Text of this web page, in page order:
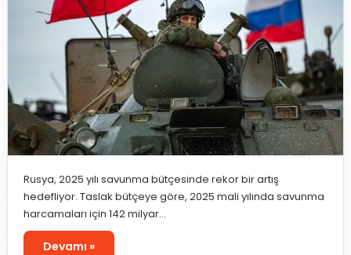
Rusya, 2025 yılı savunma bütçesinde rekor bir artış
hedefliyor. Taslak bütçeye göre, 2025 mali yılında savunma
harcamaları için 142 milyar…
Devamı »